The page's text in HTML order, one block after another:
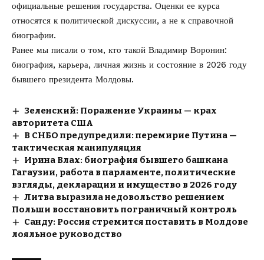
официальные решения государства. Оценки ее курса
относятся к политической дискуссии, а не к справочной
биографии.
Ранее мы писали о том, кто такой Владимир Воронин:
биография, карьера, личная жизнь и состояние в 2026 году
бывшего президента Молдовы.
Зеленский: Поражение Украины — крах
авторитета США
В СНБО предупредили: перемирие Путина —
тактическая манипуляция
Ирина Влах: биография бывшего башкана
Гагаузии, работа в парламенте, политические
взгляды, декларации и имущество в 2026 году
Литва выразила недовольство решением
Польши восстановить пограничный контроль
Санду: Россия стремится поставить в Молдове
лояльное руководство